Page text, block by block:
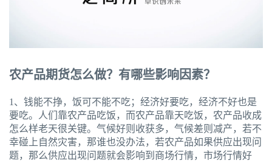
农产品期货怎么做？有哪些影响因素？
1、钱能不挣，饭可不能不吃；经济好要吃，经济不好也是
要吃。人们靠农产品吃饭，而农产品靠天吃饭，农产品收成
怎么样老天很关键。气候好则收获多，气候差则减产，若不
幸碰上自然灾害，那谁也没办法，若农产品如果供应出现问
题，那么供应出现问题就会影响到商场行情，市场行情好